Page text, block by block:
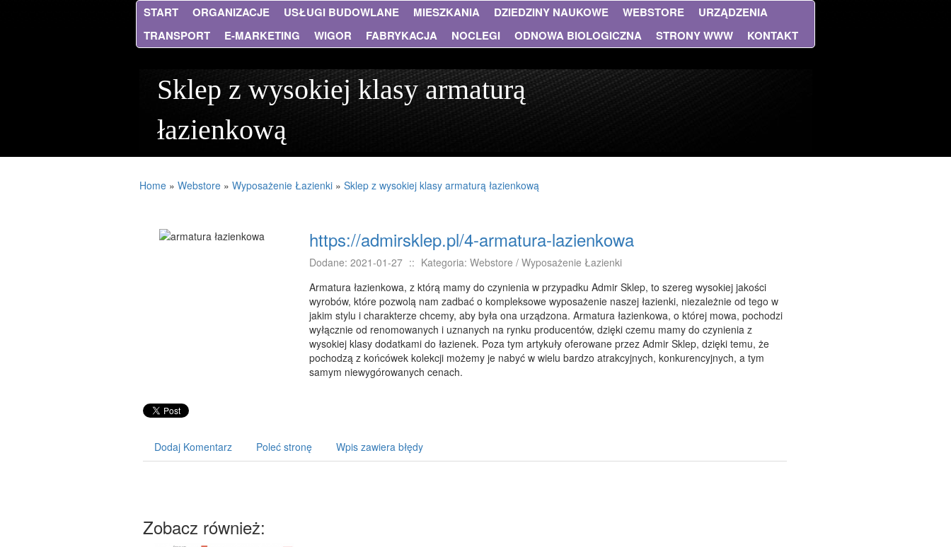
START ORGANIZACJE USŁUGI BUDOWLANE MIESZKANIA DZIEDZINY NAUKOWE WEBSTORE
URZĄDZENIA
TRANSPORT
E-MARKETING WIGOR FABRYKACJA NOCLEGI ODNOWA BIOLOGICZNA STRONY WWW KONTAKT
Sklep z wysokiej klasy armaturą
łazienkową
Home » Webstore » Wyposażenie Łazienki » Sklep z wysokiej klasy armaturą łazienkową
https://admirsklep.pl/4-armatura-lazienkowa
Dodane: 2021-01-27 :: Kategoria: Webstore / Wyposażenie Łazienki
Armatura łazienkowa, z którą mamy do czynienia w przypadku Admir Sklep, to szereg wysokiej jakości
wyrobów, które pozwolą nam zadbać o kompleksowe wyposażenie naszej łazienki, niezależnie od tego w
jakim stylu i charakterze chcemy, aby była ona urządzona. Armatura łazienkowa, o której mowa, pochodzi
wyłącznie od renomowanych i uznanych na rynku producentów, dzięki czemu mamy do czynienia z
wysokiej klasy dodatkami do łazienek. Poza tym artykuły oferowane przez Admir Sklep, dzięki temu, że
pochodzą z końcówek kolekcji możemy je nabyć w wielu bardzo atrakcyjnych, konkurencyjnych, a tym
samym niewygórowanych cenach.
Dodaj Komentarz Poleć stronę Wpis zawiera błędy
Zobacz również: